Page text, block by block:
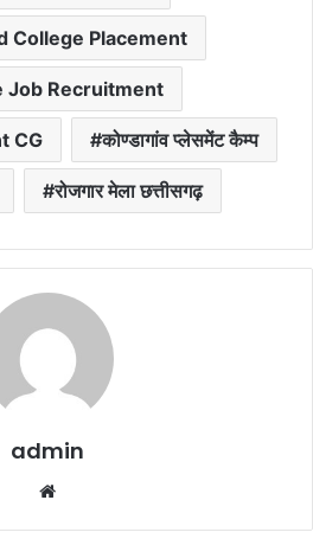
College Placement
Job Recruitment
CG कोण्डागांव प्लेसमेंट कैम्प
रोजगार मेला छत्तीसगढ़
admin